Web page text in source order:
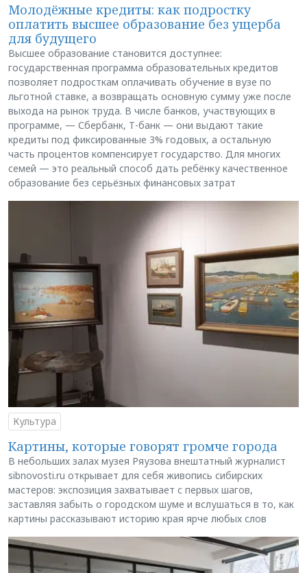
Молодёжные кредиты: как подростку
оплатить высшее образование без ущерба
для будущего
Высшее образование становится доступнее:
государственная программа образовательных кредитов
позволяет подросткам оплачивать обучение в вузе по
льготной ставке, а возвращать основную сумму уже после
выхода на рынок труда. В числе банков, участвующих в
программе, — Сбербанк, Т-банк — они выдают такие
кредиты под фиксированные 3% годовых, а остальную
часть процентов компенсирует государство. Для многих
семей — это реальный способ дать ребёнку качественное
образование без серьёзных финансовых затрат
Культура
Картины, которые говорят громче города
В небольших залах музея Ряузова внештатный журналист
sibnovosti.ru открывает для себя живопись сибирских
мастеров: экспозиция захватывает с первых шагов,
заставляя забыть о городском шуме и вслушаться в то, как
картины рассказывают историю края ярче любых слов